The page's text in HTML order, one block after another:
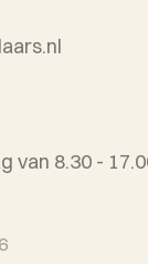
van 8.30 -